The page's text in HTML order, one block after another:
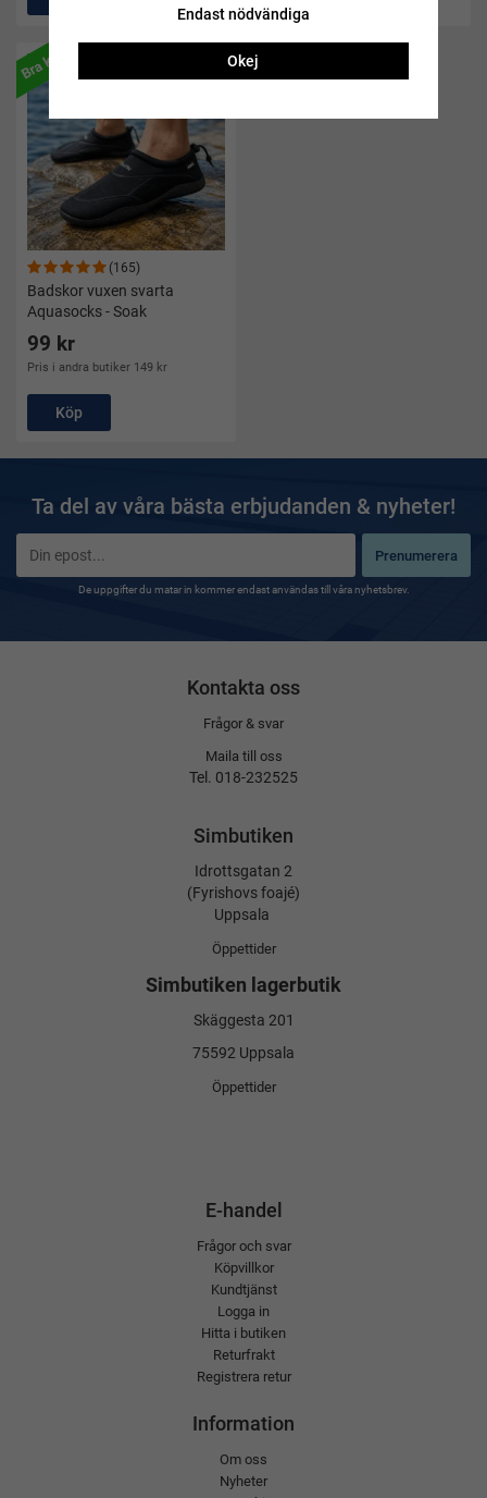
(165)
Badskor vuxen svarta
Aquasocks - Soak
Bra köp
99 kr
Pris i andra butiker 149 kr
Köp
Ta del av våra bästa erbjudanden & nyheter!
Prenumerera
De uppgifter du matar in kommer endast användas till våra nyhetsbrev.
Kontakta oss
Frågor & svar
Maila till oss
Tel. 018-232525
Simbutiken
Idrottsgatan 2
(Fyrishovs foajé)
Uppsala
Öppettider
Simbutiken lagerbutik
Skäggesta 201
75592 Uppsala
Öppettider
E-handel
Frågor och svar
Köpvillkor
Kundtjänst
Logga in
Hitta i butiken
Returfrakt
Registrera retur
Information
Om oss
Nyheter
Endast nödvändiga
Okej